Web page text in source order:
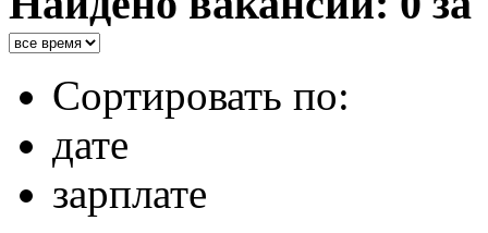
Сортировать по:
дате
зарплате